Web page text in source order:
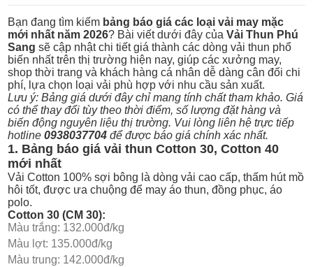
Bạn đang tìm kiếm bảng báo giá các loại vải may mặc
mới nhất năm 2026? Bài viết dưới đây củaVải Thun Phú
Sang sẽ cập nhật chi tiết giá thành các dòng vải thun phổ
biến nhất trên thị trường hiện nay, giúp các xưởng may,
shop thời trang và khách hàng cá nhân dễ dàng cân đối chi
phí, lựa chọn loại vải phù hợp với nhu cầu sản xuất.
Lưu ý: Bảng giá dưới đây chỉ mang tính chất tham khảo. Giá
có thể thay đổi tùy theo thời điểm, số lượng đặt hàng và
biến động nguyên liệu thị trường. Vui lòng liên hệ trực tiếp
hotline0938037704để được báo giá chính xác nhất.
1. Bảng báo giá vải thun Cotton 30, Cotton 40
mới nhất
VảiCotton 100% sợi bông là dòng vải cao cấp, thấm hút mồ
hôi tốt, được ưa chuộng để may áo thun, đồng phục, áo
polo.
Cotton 30 (CM 30):
Màu trắng: 132.000đ/kg
Màu lợt: 135.000đ/kg
Màu trung: 142.000đ/kg